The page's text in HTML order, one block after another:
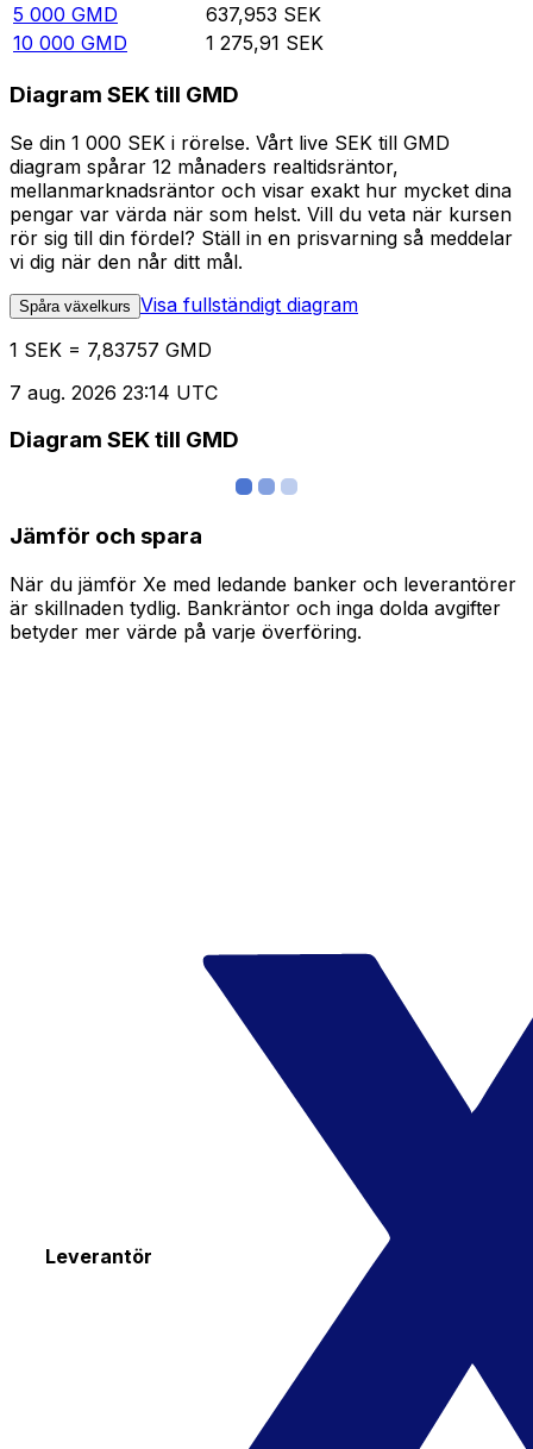
5 000 GMD 637,953 SEK
10 000 GMD 1 275,91 SEK
Diagram SEK till GMD
Se din 1 000 SEK i rörelse. Vårt live SEK till GMD
diagram spårar 12 månaders realtidsräntor,
mellanmarknadsräntor och visar exakt hur mycket dina
pengar var värda när som helst. Vill du veta när kursen
rör sig till din fördel? Ställ in en prisvarning så meddelar
vi dig när den når ditt mål.
Spåra växelkurs Visa fullständigt diagram
1 SEK = 7,83757 GMD
7 aug. 2026 23:14 UTC
Diagram SEK till GMD
Jämför och spara
När du jämför Xe med ledande banker och leverantörer
är skillnaden tydlig. Bankräntor och inga dolda avgifter
betyder mer värde på varje överföring.
Leverantör